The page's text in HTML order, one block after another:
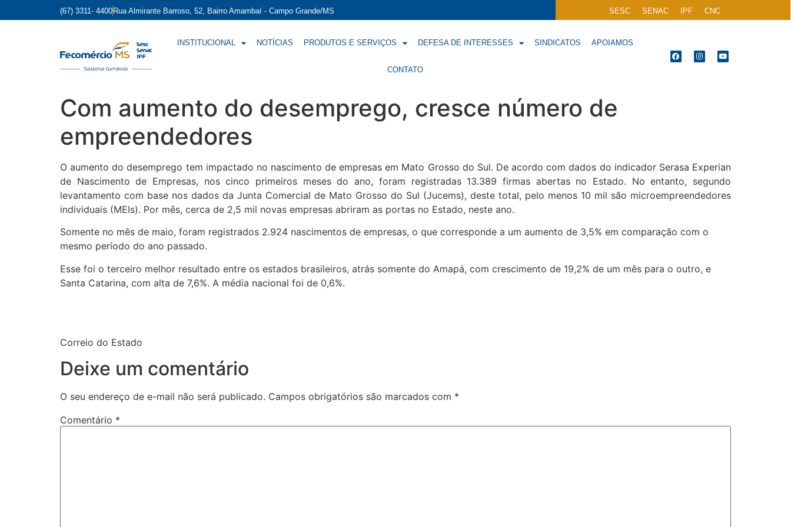
(67) 3311- 4400 Rua Almirante Barroso, 52, Bairro Amambaí - Campo Grande/MS SESC SENAC IPF CNC
INSTITUCIONAL NOTÍCIAS PRODUTOS E SERVIÇOS DEFESA DE INTERESSES SINDICATOS APOIAMOS
CONTATO
Com aumento do desemprego, cresce número de
empreendedores
O aumento do desemprego tem impactado no nascimento de empresas em Mato Grosso do Sul. De acordo com dados do indicador Serasa Experian
de Nascimento de Empresas, nos cinco primeiros meses do ano, foram registradas 13.389 firmas abertas no Estado. No entanto, segundo
levantamento com base nos dados da Junta Comercial de Mato Grosso do Sul (Jucems), deste total, pelo menos 10 mil são microempreendedores
individuais (MEIs). Por mês, cerca de 2,5 mil novas empresas abriram as portas no Estado, neste ano.
Somente no mês de maio, foram registrados 2.924 nascimentos de empresas, o que corresponde a um aumento de 3,5% em comparação com o
mesmo período do ano passado.
Esse foi o terceiro melhor resultado entre os estados brasileiros, atrás somente do Amapá, com crescimento de 19,2% de um mês para o outro, e
Santa Catarina, com alta de 7,6%. A média nacional foi de 0,6%.
Correio do Estado
Deixe um comentário
O seu endereço de e-mail não será publicado. Campos obrigatórios são marcados com *
Comentário *